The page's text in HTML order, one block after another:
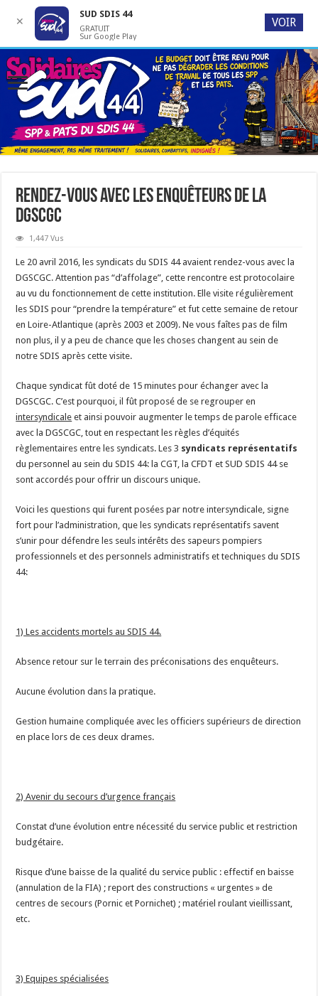
Rendez-vous avec les enquêteurs de la
DGSCGC
1,447 Vus
Le 20 avril 2016, les syndicats du SDIS 44 avaient rendez-vous avec la
DGSCGC. Attention pas “d’affolage”, cette rencontre est protocolaire
au vu du fonctionnement de cette institution. Elle visite régulièrement
les SDIS pour “prendre la température” et fut cette semaine de retour
en Loire-Atlantique (après 2003 et 2009). Ne vous faîtes pas de film
non plus, il y a peu de chance que les choses changent au sein de
notre SDIS après cette visite.
Chaque syndicat fût doté de 15 minutes pour échanger avec la
DGSCGC. C’est pourquoi, il fût proposé de se regrouper en
intersyndicale et ainsi pouvoir augmenter le temps de parole efficace
avec la DGSCGC, tout en respectant les règles d’équités
règlementaires entre les syndicats. Les 3 syndicats représentatifs
du personnel au sein du SDIS 44: la CGT, la CFDT et SUD SDIS 44 se
sont accordés pour offrir un discours unique.
Voici les questions qui furent posées par notre intersyndicale, signe
fort pour l’administration, que les syndicats représentatifs savent
s’unir pour défendre les seuls intérêts des sapeurs pompiers
professionnels et des personnels administratifs et techniques du SDIS
44:
1) Les accidents mortels au SDIS 44.
Absence retour sur le terrain des préconisations des enquêteurs.
Aucune évolution dans la pratique.
Gestion humaine compliquée avec les officiers supérieurs de direction
en place lors de ces deux drames.
2) Avenir du secours d’urgence français
Constat d’une évolution entre nécessité du service public et restriction
budgétaire.
Risque d’une baisse de la qualité du service public : effectif en baisse
(annulation de la FIA) ; report des constructions « urgentes » de
centres de secours (Pornic et Pornichet) ; matériel roulant vieillissant,
etc.
3) Equipes spécialisées
✕
SUD SDIS 44
GRATUIT
Sur Google Play
VOIR